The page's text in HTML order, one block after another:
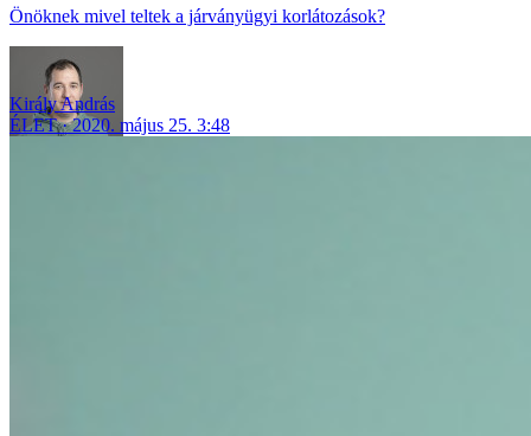
Önöknek mivel teltek a járványügyi korlátozások?
Király András
ÉLET
2020. május 25. 3:48